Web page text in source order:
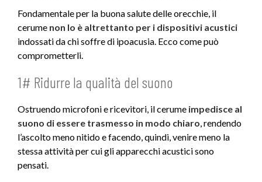
Fondamentale per la buona salute delle orecchie, il
cerume non lo è altrettanto per i dispositivi acustici
indossati da chi soffre di ipoacusia. Ecco come può
comprometterli.
1# Ridurre la qualità del suono
Ostruendo microfoni e ricevitori, il cerume impedisce al
suono di essere trasmesso in modo chiaro, rendendo
l’ascolto meno nitido e facendo, quindi, venire meno la
stessa attività per cui gli apparecchi acustici sono
pensati.